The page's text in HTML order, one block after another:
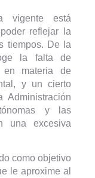
vigente está
reflejar la
tiempos. De la
la falta de
en materia de
y un cierto
Administración
y las
una excesiva
como objetivo
le aproxime al